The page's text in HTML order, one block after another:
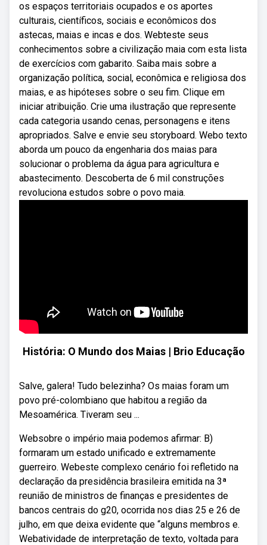
os espaços territoriais ocupados e os aportes
culturais, científicos, sociais e econômicos dos
astecas, maias e incas e dos. Webteste seus
conhecimentos sobre a civilização maia com esta lista
de exercícios com gabarito. Saiba mais sobre a
organização política, social, econômica e religiosa dos
maias, e as hipóteses sobre o seu fim. Clique em
iniciar atribuição. Crie uma ilustração que represente
cada categoria usando cenas, personagens e itens
apropriados. Salve e envie seu storyboard. Webo texto
aborda um pouco da engenharia dos maias para
solucionar o problema da água para agricultura e
abastecimento. Descoberta de 6 mil construções
revoluciona estudos sobre o povo maia.
História: O Mundo dos Maias | Brio Educação
Salve, galera! Tudo belezinha? Os maias foram um
povo pré-colombiano que habitou a região da
Mesoamérica. Tiveram seu ...
Websobre o império maia podemos afirmar: B)
formaram um estado unificado e extremamente
guerreiro. Webeste complexo cenário foi refletido na
declaração da presidência brasileira emitida na 3ª
reunião de ministros de finanças e presidentes de
bancos centrais do g20, ocorrida nos dias 25 e 26 de
julho, em que deixa evidente que “alguns membros e.
Webatividade de interpretação de texto, voltada para